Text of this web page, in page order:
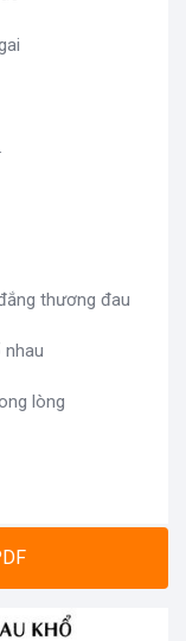
thương đau
lòng